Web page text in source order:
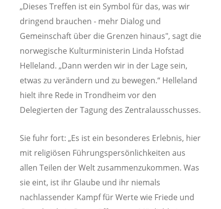
„Dieses Treffen ist ein Symbol für das, was wir
dringend brauchen - mehr Dialog und
Gemeinschaft über die Grenzen hinaus", sagt die
norwegische Kulturministerin Linda Hofstad
Helleland. „Dann werden wir in der Lage sein,
etwas zu verändern und zu bewegen.“ Helleland
hielt ihre Rede in Trondheim vor den
Delegierten der Tagung des Zentralausschusses.
Sie fuhr fort: „Es ist ein besonderes Erlebnis, hier
mit religiösen Führungspersönlichkeiten aus
allen Teilen der Welt zusammenzukommen. Was
sie eint, ist ihr Glaube und ihr niemals
nachlassender Kampf für Werte wie Friede und